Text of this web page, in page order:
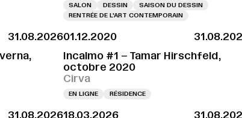
SALON DESSIN
SAISON DU DESSIN
RENTRÉE DE L'ART CONTEMPORAIN
31.08.202601.12.2020
Incalmo #1 – Tamar Hirschfeld,
octobre 2020
Cirva
EN LIGNE RÉSIDENCE
31.08.202618.03.2026